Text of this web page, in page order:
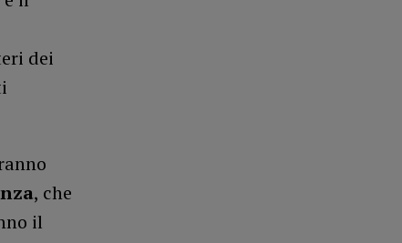
dei
, che
il